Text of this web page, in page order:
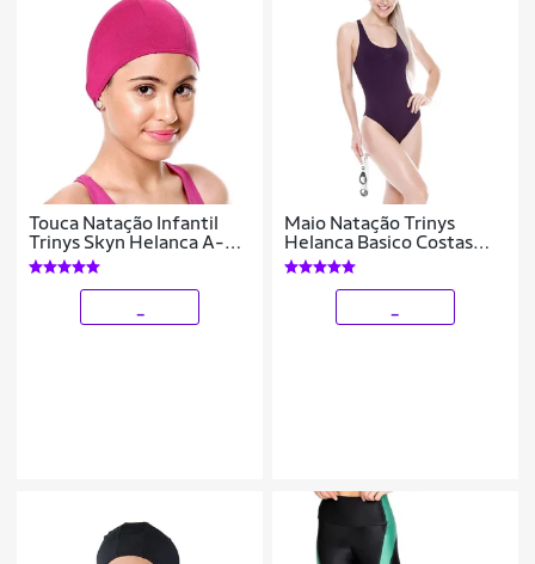
Touca Natação Infantil
Trinys Skyn Helanca A-
038
Maio Natação Trinys
Helanca Basico Costas
Nadador Feminino